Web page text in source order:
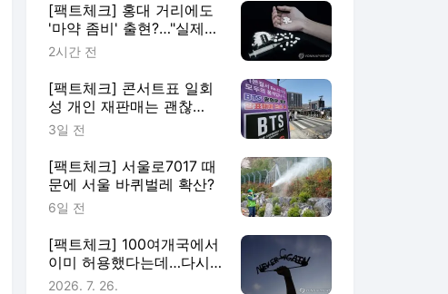
[팩트체크] 홍대 거리에도
'마약 좀비' 출현?…"실제
신고·검거 없어"
2시간 전
[팩트체크] 콘서트표 일회
성 개인 재판매는 괜찮
다?…정가 2배이상이면 제
3일 전
[팩트체크] 서울로7017 때
문에 서울 바퀴벌레 확산?
6일 전
[팩트체크] 100여개국에서
이미 허용했다는데…다시
관심받는 먹는 낙태약
2026. 7. 26.